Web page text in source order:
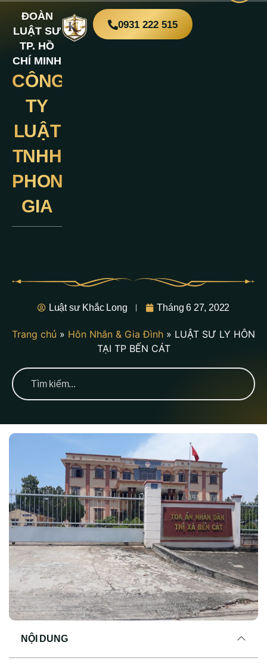
ĐOÀN
LUẬT SƯ
TP. HỒ
CHÍ MINH
CÔNG
TY
LUẬT
TNHH
PHONG
GIA
0931 222 515
Luật sư Khắc Long Tháng 6 27, 2022
Trang chủ » Hôn Nhân & Gia Đình » LUẬT SƯ LY HÔN
TẠI TP BẾN CÁT
NỘI DUNG